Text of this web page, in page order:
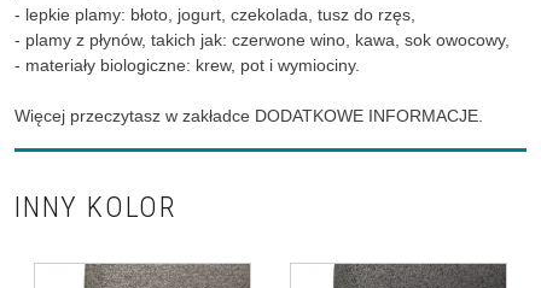
- lepkie plamy: błoto, jogurt, czekolada, tusz do rzęs,
- plamy z płynów, takich jak: czerwone wino, kawa, sok owocowy,
- materiały biologiczne: krew, pot i wymiociny.
Więcej przeczytasz w zakładce DODATKOWE INFORMACJE.
INNY KOLOR